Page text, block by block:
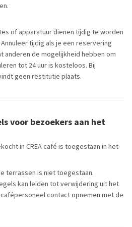
of apparatuur dienen tijdig te worden
tijdig als je een reservering
anderen de mogelijkheid hebben om
tot 24 uur is kosteloos. Bij
geen restitutie plaats.
voor bezoekers aan het
in CREA café is toegestaan in het
terrassen is niet toegestaan.
kan leiden tot verwijdering uit het
contact opnemen met de